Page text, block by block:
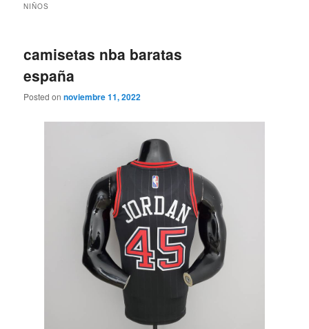
NIÑOS
camisetas nba baratas
españa
Posted onnoviembre 11, 2022